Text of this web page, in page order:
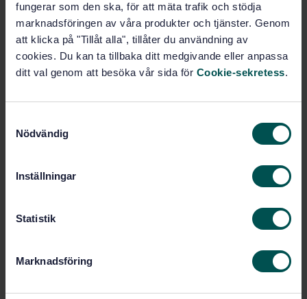
fungerar som den ska, för att mäta trafik och stödja
marknadsföringen av våra produkter och tjänster. Genom
att klicka på "Tillåt alla", tillåter du användning av
cookies. Du kan ta tillbaka ditt medgivande eller anpassa
ditt val genom att besöka vår sida för Cookie-sekretess.
Nödvändig
Inställningar
Statistik
Marknadsföring
Pris:1 599 SEK
Lägg i varukorgen
Framtagen av:
Fire extinguishing media
- Foam concentrates - Part 3:
concentrates for surface application to
water-immiscible liquids